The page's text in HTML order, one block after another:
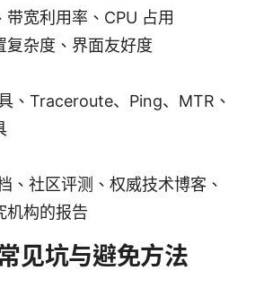
带宽利用率、CPU 占用
复杂度、界面友好度
、Traceroute、Ping、MTR、
、社区评测、权威技术博客、
机构的报告
见坑与避免方法